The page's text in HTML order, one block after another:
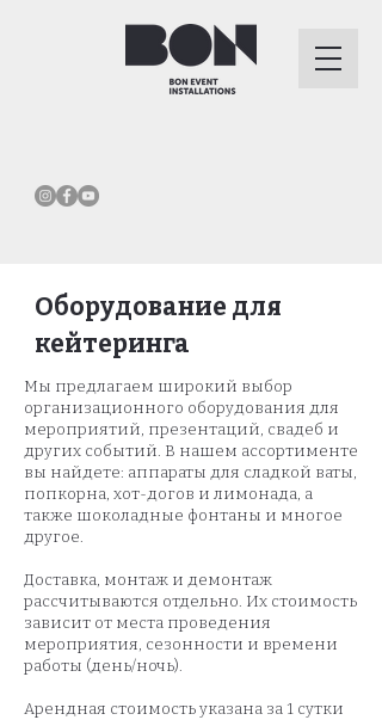
Оборудование для
кейтеринга
Мы предлагаем широкий выбор
организационного оборудования для
мероприятий, презентаций, свадеб и
других событий. В нашем ассортименте
вы найдете: аппараты для сладкой ваты,
попкорна, хот-догов и лимонада, а
также шоколадные фонтаны и многое
другое.
Доставка, монтаж и демонтаж
рассчитываются отдельно. Их стоимость
зависит от места проведения
мероприятия, сезонности и времени
работы (день/ночь).
Арендная стоимость указана за 1 сутки